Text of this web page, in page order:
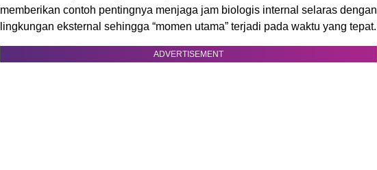
memberikan contoh pentingnya menjaga jam biologis internal selaras dengan
lingkungan eksternal sehingga “momen utama” terjadi pada waktu yang tepat.
ADVERTISEMENT